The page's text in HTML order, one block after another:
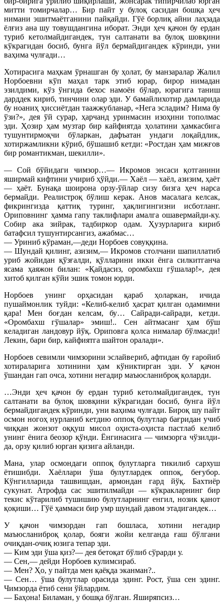
митти томирчалар… Бир пайт у булоқ сасидан бошқа ҳеч
нимани эшитмаётганини пайқайди. Гўё борлиқ айни лаҳзада
ёлғиз ана шу товушдангина иборат. Энди ҳеч қачон бу ердан
туриб кетолмайдигандек, тун салтанати ва булоқ шовқини
кўкрагидан босиб, бунга йўл бермайдигандек кўринди, уни
ваҳима чулғади…
Хотирасига маҳкам ўрнашган бу ҳолат, бу манзаралар Жалил
Норбоевни кўп маҳал тарк этиб юрар, бирор нимадан
эзилдими, кўз ўнгида бехос намоён бўлар, юрагига таниш
дарддек кириб, тинчини олар эди. У бамайлихотир дамларида
бу ноаниҳ ҳиссиётдан таажжубланар, «Нега эсладим? Нима бу
ўзи?», дея ўй сурар, ҳарчанд уринмасин изоҳини тополмас
эди. Ҳозир ҳам музтар бир кайфиятда ҳолатини ҳамкасбига
тушунтирмоқчи бўларкан, дафъатан ундаги лоқайдлик,
хотиржамликни кўриб, бўшашиб кетди: «Ростдан ҳам мижғов
бир романтикман, шекилли».
— Сой бўйидаги чимзор…— Икромов энсаси қотганини
яширмай кифтини учириб ҳўйди.— Хаёл — хаёл, азизим, ҳаёт
— ҳаёт. Бунақа шоирона орзу-ўйлар сизу бизга ҳеч нарса
бермайди. Реалистроқ бўлиш керак. Анов масалага келсак,
фикрингизда қаттиқ туринг, ҳақлигингизни исботланг.
Ориповнинг ҳамма гапу таклифлари амалга ошавермайди-ку.
Собир ака зийрак, тадбиркор одам. Ҳузурларига кириб
батафсил тушунтирсангиз, ажабмас…
— Уриниб кўраман,—деди Норбоев совуққина.
— Шундай қилинг, азизим,— Икромов столчани шапиллатиб
уриб жойидан қўзғалди, қўлларини икки ёнга силкитганча
ясама ҳаяжон билан: «Қайдасиз, оромбахш гўшалар!», дея
хитоб қилган кўйи эшик томон юрди.
Норбоев унинг орҳасидан қараб ҳоларкан, ичида
пушаймонлик туйди: «Келиб-келиб ҳасрат қилган одамимни
қара! Мен боғдан келсам, бу… Сайради-сайради, кетди.
«Оромбахш гўшалар» эмиш!.. Сен айтмасанг ҳам бўш
келадиган ландовур йўқ. Ориповга қолса нималар бўлмасди!
Лекин, бари бир, кайфиятга шайтон оралади».
Норбоев севимли чимзорини эслайвериб, афтидан бу ғаройиб
хотираларига хотинини ҳам кўниктирган эди. У қачон
ўшандан гап очса, хотини негадир маъюсланиброқ қоларди.
…Энди ҳеч қачон бу ердан туриб кетолмайдигандек, тун
салтанати ва булоқ шовқини кўкрагидан босиб, бунга йўл
бермайдигандек кўринди, уни ваҳима чулғади. Бироқ шу пайт
осмон ногоҳ нурланиб кетдию оппоқ булутлар бағридан учиб
чиққан жонзот оққуш мисол оҳиста-оҳиста пастлаб келиб
унинг ёнига беозор қўнди. Ёнгинасига — чимзорга чўзилди-
да, орзу қилиб юрган қизига айланди.
Мана, улар осмондаги оппоқ булутларга тикилиб сархуш
ётишибди. Хаёллари ўша булутлардек оппоқ, беғубор.
Кўнгилларида ташвишдан, армондан гард йўқ. Бахтиёр
сукунат. Атрофда сас эшитилмайди — кўкракларнинг бир
текис кўтарилиб тушишию булутларнинг енгил, нозик қанот
қоқиши… Гўё ҳаммаси бир умр шундай давом этадигандек…
У қачон чимзордан гап бошласа, хотини негадир
маъюсланиброқ қолар, бояги жойи келганда ғаш бўлгани
очиқдан-очиқ юзига тепар эди.
— Ким эди ўша қиз?— дея бетоқат бўлиб сўрарди у.
— Сен,— дейди Норбоев кулимсираб.
— Мен? Ҳо, у пайтда мен қаёқда эканман?..
— Сен… ўша булутлар орасида эдинг. Рост, ўша сен эдинг.
Чимзорда ётиб сени ўйлардим.
— Баҳона! Биламан, у бошқа бўлган. Яширяпсиз…